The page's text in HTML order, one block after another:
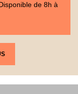
de 8h à